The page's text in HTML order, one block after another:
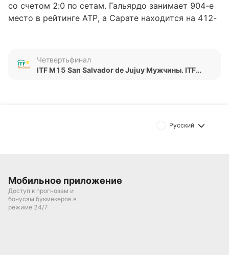
со счетом 2:0 по сетам. Гальярдо занимает 904-е
место в рейтинге ATP, а Сарате находится на 412-
Обновлено:Четвертьфинал
ITF M15 San Salvador de Jujuy Мужчины. ITF
Русский
Мобильное приложение
Доступ к прогнозам и
бонусам букмекеров в
режиме 24/7